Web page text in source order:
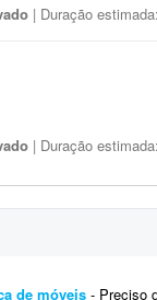
| Duração estimada:
| Duração estimada:
de móveis - Preciso de um